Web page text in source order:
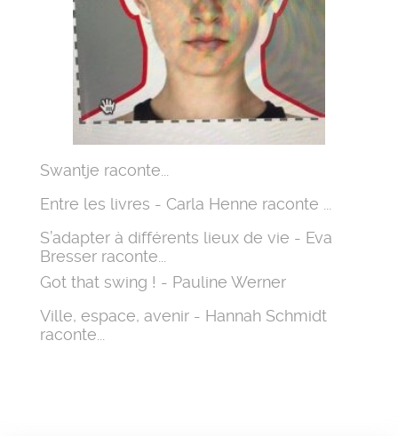
Swantje raconte...
Entre les livres - Carla Henne raconte ...
S’adapter à différents lieux de vie - Eva
Bresser raconte...
Got that swing ! - Pauline Werner
Ville, espace, avenir - Hannah Schmidt
raconte...